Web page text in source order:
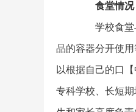
食堂情况
学校食堂与
品的容器分开使
以根据自己的口
专科学校、长短